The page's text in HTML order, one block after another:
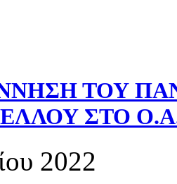
ΤΟΥ
ΣΤΟ
2022